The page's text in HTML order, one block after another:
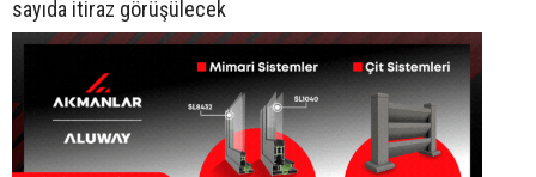
sayıda itiraz görüşülecek